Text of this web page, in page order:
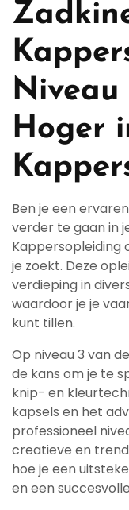
2025
Niveau
Hoger
Ben je een
verder te gaan in
Kappersopleiding
je zoekt. Deze
verdieping in
waardoor je je
kunt tillen.
Op niveau 3 van
de kans om je te
knip- en
kapsels en het
professioneel
creatieve en
hoe je een
en een